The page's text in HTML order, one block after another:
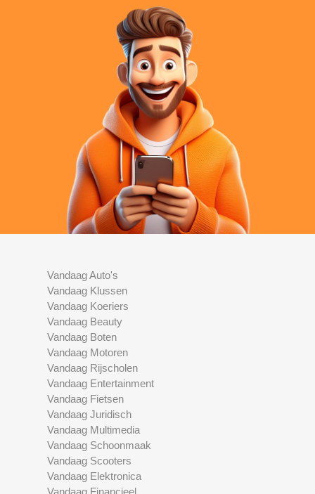
Vandaag Auto's
Vandaag Klussen
Vandaag Koeriers
Vandaag Beauty
Vandaag Boten
Vandaag Motoren
Vandaag Rijscholen
Vandaag Entertainment
Vandaag Fietsen
Vandaag Juridisch
Vandaag Multimedia
Vandaag Schoonmaak
Vandaag Scooters
Vandaag Elektronica
Vandaag Financieel